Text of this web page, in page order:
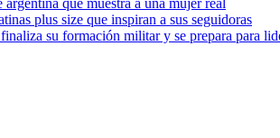
que muestra a una mujer real
plus size que inspiran a sus seguidoras
su formación militar y se prepara para